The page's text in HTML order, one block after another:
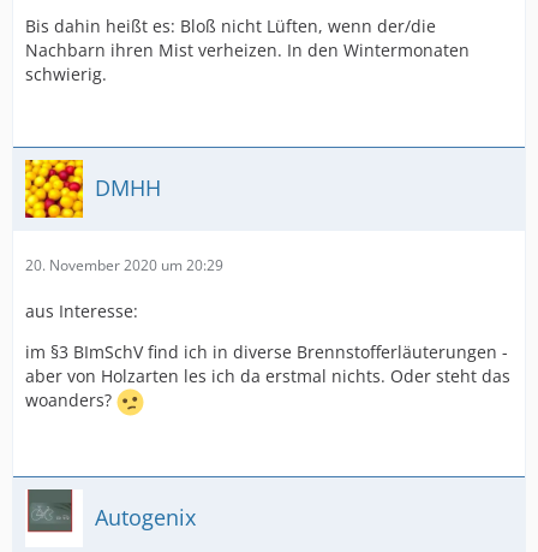
Bis dahin heißt es: Bloß nicht Lüften, wenn der/die
Nachbarn ihren Mist verheizen. In den Wintermonaten
schwierig.
DMHH
20. November 2020 um 20:29
aus Interesse:
im §3 BImSchV find ich in diverse Brennstofferläuterungen -
aber von Holzarten les ich da erstmal nichts. Oder steht das
woanders?
Autogenix